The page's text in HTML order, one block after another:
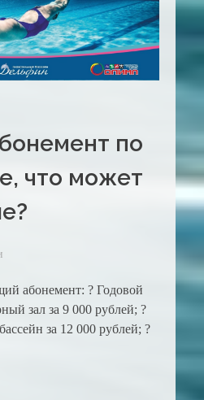
по
что может
абонемент: ? Годовой
зал за 9 000 рублей; ?
за 12 000 рублей; ?